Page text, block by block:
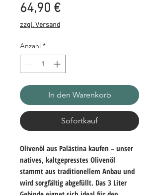
64,90 €Preis
zzgl. Versand
Anzahl *
In den Warenkorb
Sofortkauf
Olivenöl aus Palästina kaufen – unser
natives, kaltgepresstes Olivenöl
stammt aus traditionellem Anbau und
wird sorgfältig abgefüllt. Das 3 Liter